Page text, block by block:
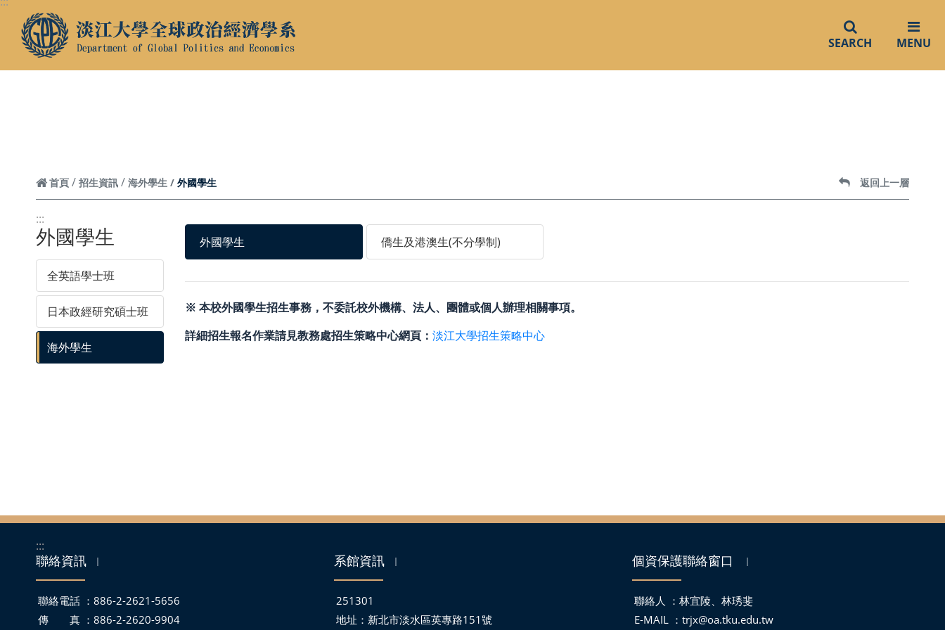
跳到頁面主要內容區
SEARCH MENU
聯絡我們／媒體社群
聯絡我們
首頁 招生資訊 海外學生 外國學生 返回上一層
:::
外國學生
全英語學士班
日本政經研究碩士班
海外學生
外國學生 僑生及港澳生(不分學制)
※ 本校外國學生招生事務，不委託校外機構、法人、團體或個人辦理相關事項。
詳細招生報名作業請見教務處招生策略中心網頁： 淡江大學招生策略中心
:::
聯絡資訊 ｜
聯絡電話 ：886-2-2621-5656
傳 真 ：886-2-2620-9904
系館資訊 ｜
251301
地址： 新北市淡水區英專路151號
個資保護聯絡窗口 ｜
聯絡人 ：林宜陵、林琇斐
E-MAIL ： trjx@oa.tku.edu.tw